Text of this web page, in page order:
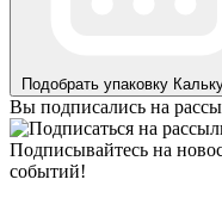
Подобрать упаковку
Вы подписались на
Подписывайтесь на
событий!